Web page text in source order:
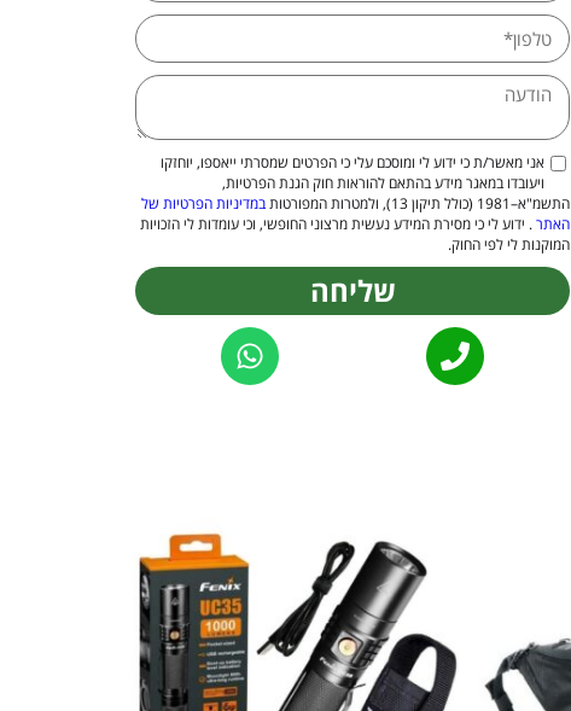
אני מאשר/ת כי ידוע לי ומוסכם עלי כי הפרטים שמסרתי ייאספו, יוחזקו
ויעובדו במאגר מידע בהתאם להוראות חוק הגנת הפרטיות,
התשמ"א–1981 (כולל תיקון 13), ולמטרות המפורטות
במדיניות הפרטיות של
האתר. ידוע לי כי מסירת המידע נעשית מרצוני החופשי, וכי עומדות לי הזכויות
המוקנות לי לפי החוק.
שליחה
Alternative: